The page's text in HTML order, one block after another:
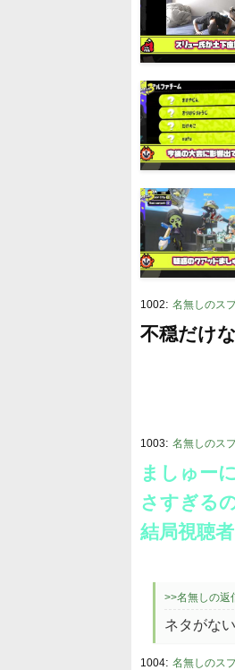
1002: 名無しのス
不穏だけ
1003: 名無しのス
ましゅー
さすぎる
結局視聴
>>名無しの返
ネタがな
1004: 名無しのス